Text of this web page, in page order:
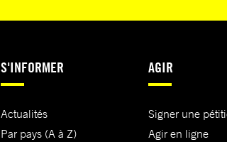
S'INFORMER
Actualités
Par pays (A à Z)
AGIR
Signer une
Agir en ligne